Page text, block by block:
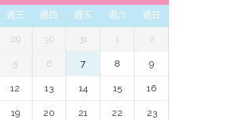
週三 週四 週五 週六 週日
29 30 31 1 2
5 6 7 8 9
12 13 14 15 16
19 20 21 22 23